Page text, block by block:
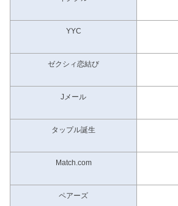
YYC
ゼクシィ恋結び
Jメール
タップル誕生
Match.com
ペアーズ